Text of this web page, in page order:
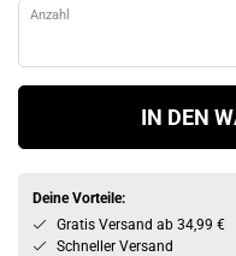
Anzahl
IN DEN
Deine Vorteile:
Gratis Versand ab 34,99 €
Schneller Versand